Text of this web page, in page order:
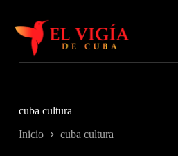
contenido
cuba cultura
Inicio cuba cultura